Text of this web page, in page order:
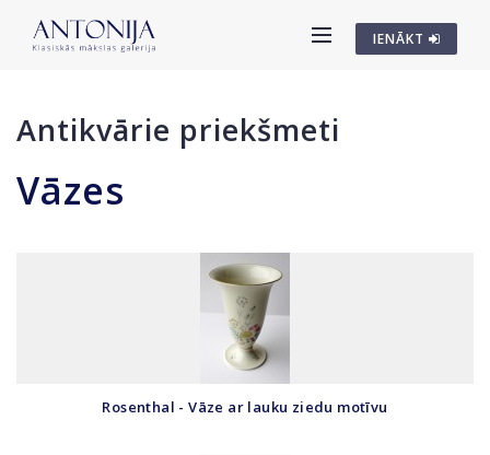
IENĀKT
Antikvārie priekšmeti
Vāzes
Rosenthal - Vāze ar lauku ziedu motīvu